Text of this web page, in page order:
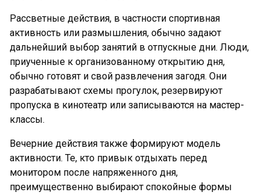
Рассветные действия, в частности спортивная
активность или размышления, обычно задают
дальнейший выбор занятий в отпускные дни. Люди,
приученные к организованному открытию дня,
обычно готовят и свой развлечения загодя. Они
разрабатывают схемы прогулок, резервируют
пропуска в кинотеатр или записываются на мастер-
классы.
Вечерние действия также формируют модель
активности. Те, кто привык отдыхать перед
монитором после напряженного дня,
преимущественно выбирают спокойные формы